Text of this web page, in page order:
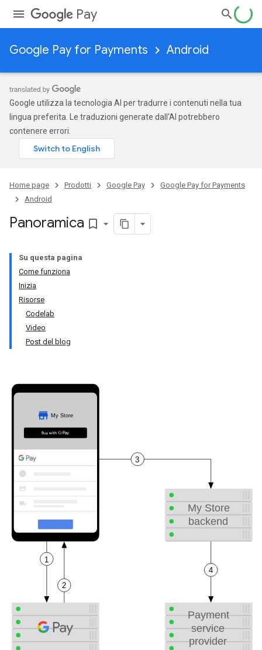
Pay
Google Pay for Payments Android
Google utilizza la tecnologia AI per tradurre i contenuti nella tua
lingua preferita. Le traduzioni generate dall'AI potrebbero
contenere errori.
Home page Prodotti Google Pay
Google Pay for Payments
Android
Panoramica bookmark_border
Su questa pagina
Come funziona
Inizia
Risorse
Codelab
Video
Post del blog